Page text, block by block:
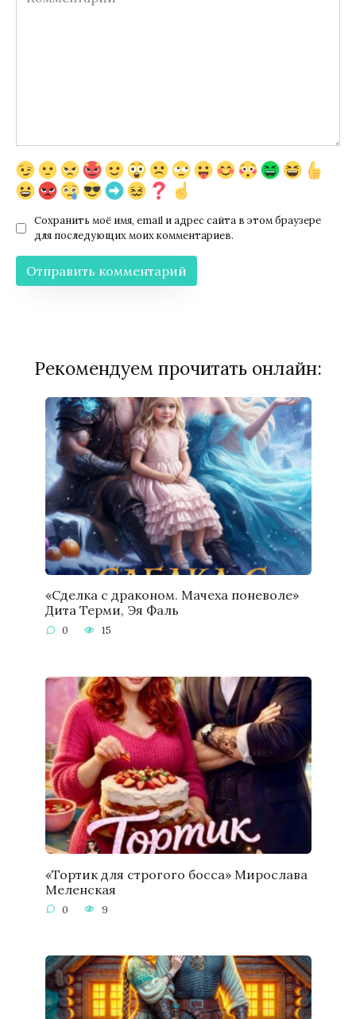
Сохранить моё имя, email и адрес сайта в этом браузере
для последующих моих комментариев.
Рекомендуем прочитать онлайн:
«Сделка с драконом. Мачеха поневоле»
Дита Терми, Эя Фаль
0 15
«Тортик для строгого босса» Мирослава
Меленская
0 9